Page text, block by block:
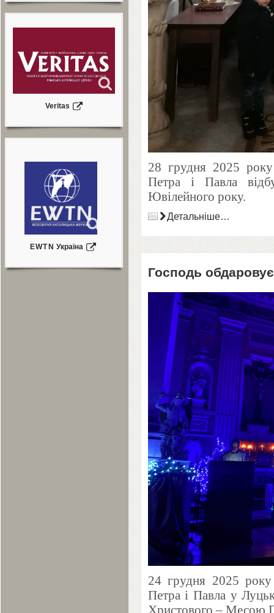
Veritas
EWTN Україна
28 грудня 2025
Петра і Павла
Ювілейного року.
Детальніше…
Господь
24грудня 2025
Петра і Павла у